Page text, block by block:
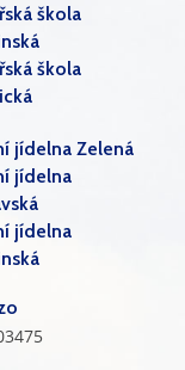
škola
škola
jídelna Zelená
jídelna
jídelna